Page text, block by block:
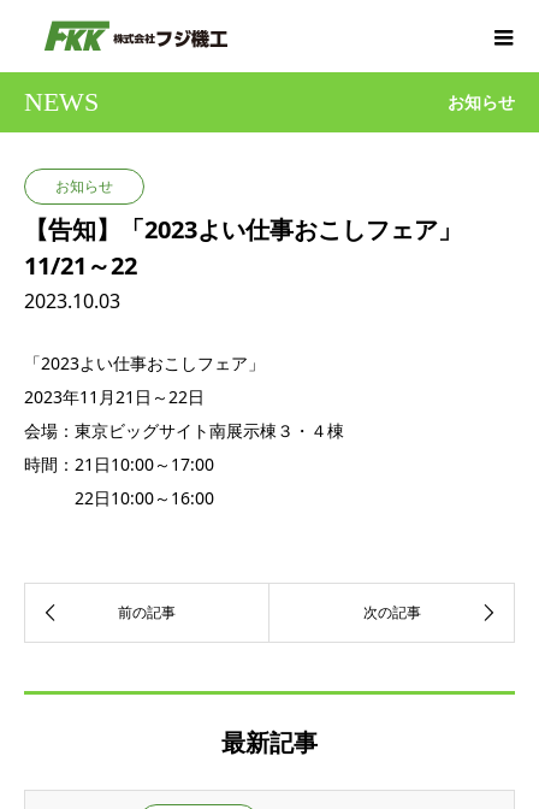
NEWS お知らせ
お知らせ
【告知】「2023よい仕事おこしフェア」
11/21～22
2023.10.03
「2023よい仕事おこしフェア」
2023年11月21日～22日
会場：東京ビッグサイト南展示棟３・４棟
時間：21日10:00～17:00
22日10:00～16:00
最新記事